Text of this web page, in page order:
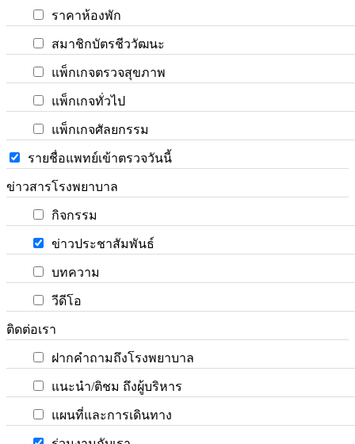
ราคาห้องพัก
สมาชิกบัตรชีววัฒนะ
แพ็กเกจตรวจสุขภาพ
แพ็กเกจทั่วไป
แพ็กเกจศัลยกรรม
รายชื่อแพทย์เข้าตรวจวันนี้
ข่าวสารโรงพยาบาล
กิจกรรม
ข่าวประชาสัมพันธ์
บทความ
วีดีโอ
ติดต่อเรา
ฝากคำถามถึงโรงพยาบาล
แนะนำ/ติชม ถึงผู้บริหาร
แผนที่และการเดินทาง